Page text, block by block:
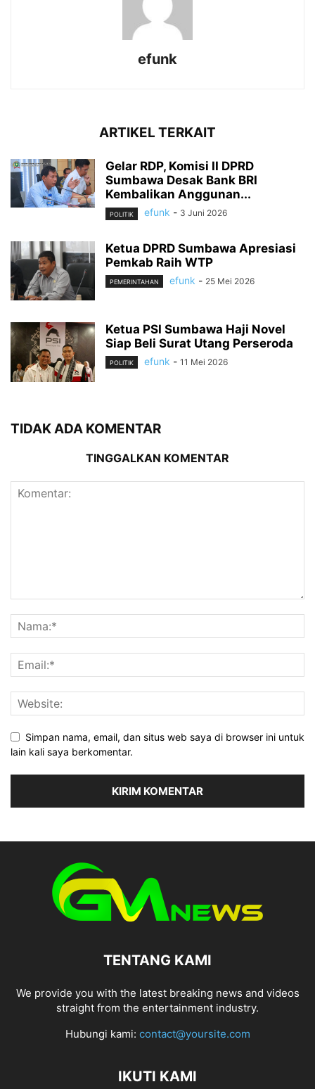
efunk
ARTIKEL TERKAIT
Gelar RDP, Komisi II DPRD
Sumbawa Desak Bank BRI
Kembalikan Anggunan...
POLITIK efunk - 3 Juni 2026
Ketua DPRD Sumbawa Apresiasi
Pemkab Raih WTP
PEMERINTAHAN efunk - 25 Mei 2026
Ketua PSI Sumbawa Haji Novel
Siap Beli Surat Utang Perseroda
POLITIK efunk - 11 Mei 2026
TIDAK ADA KOMENTAR
TINGGALKAN KOMENTAR
Simpan nama, email, dan situs web saya di browser ini untuk
lain kali saya berkomentar.
TENTANG KAMI
We provide you with the latest breaking news and videos
straight from the entertainment industry.
Hubungi kami: contact@yoursite.com
IKUTI KAMI